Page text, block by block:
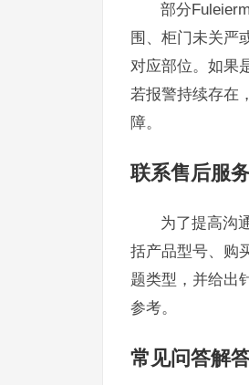
部分
围、柜门未关严
对应部位。如果
若报警持续存在
障。
联系售后服
为了提高沟
括产品型号、购
题类型，并给出
参考。
常见问答解